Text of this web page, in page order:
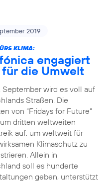
2019
KLIMA:
engagiert
die Umwelt
September wird es voll auf
Straßen. Die
von “Fridays for Future”
dritten weltweiten
auf, um weltweit für
Klimaschutz zu
Allein in
soll es hunderte
geben, unterstützt